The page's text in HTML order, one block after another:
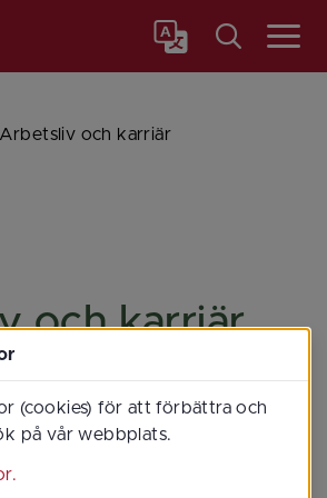
Meny
Arbetsliv och karriär
och karriär
präglas
av bransch­bredd,
Här arbetar
den offentliga sektorn,
(cookies) för att förbättra och
på vår webbplats.